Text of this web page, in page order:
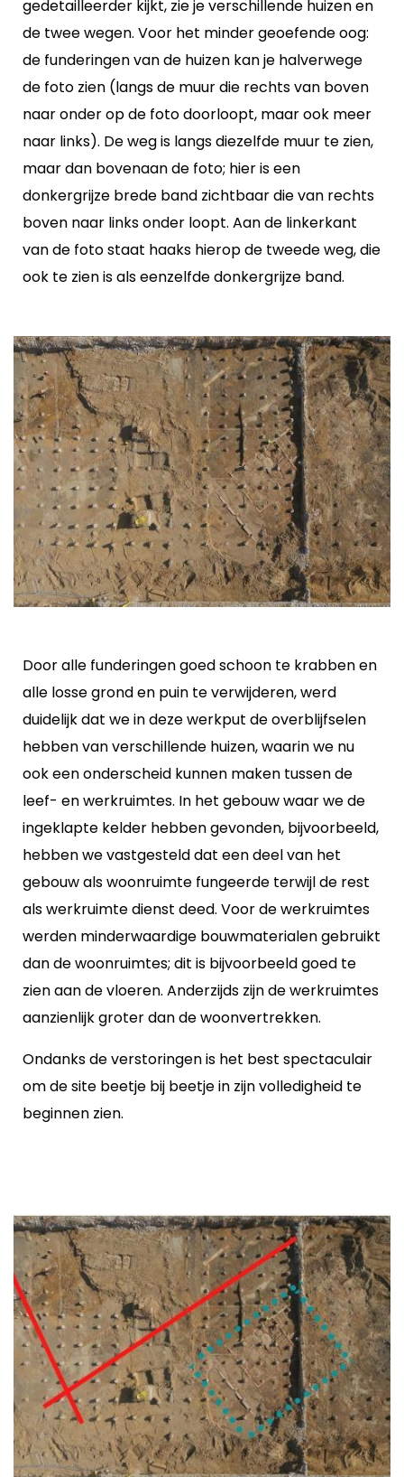
gedetailleerder kijkt, zie je verschillende huizen en
de twee wegen. Voor het minder geoefende oog:
de funderingen van de huizen kan je halverwege
de foto zien (langs de muur die rechts van boven
naar onder op de foto doorloopt, maar ook meer
naar links). De weg is langs diezelfde muur te zien,
maar dan bovenaan de foto; hier is een
donkergrijze brede band zichtbaar die van rechts
boven naar links onder loopt. Aan de linkerkant
van de foto staat haaks hierop de tweede weg, die
ook te zien is als eenzelfde donkergrijze band.
Door alle funderingen goed schoon te krabben en
alle losse grond en puin te verwijderen, werd
duidelijk dat we in deze werkput de overblijfselen
hebben van verschillende huizen, waarin we nu
ook een onderscheid kunnen maken tussen de
leef- en werkruimtes. In het gebouw waar we de
ingeklapte kelder hebben gevonden, bijvoorbeeld,
hebben we vastgesteld dat een deel van het
gebouw als woonruimte fungeerde terwijl de rest
als werkruimte dienst deed. Voor de werkruimtes
werden minderwaardige bouwmaterialen gebruikt
dan de woonruimtes; dit is bijvoorbeeld goed te
zien aan de vloeren. Anderzijds zijn de werkruimtes
aanzienlijk groter dan de woonvertrekken.
Ondanks de verstoringen is het best spectaculair
om de site beetje bij beetje in zijn volledigheid te
beginnen zien.